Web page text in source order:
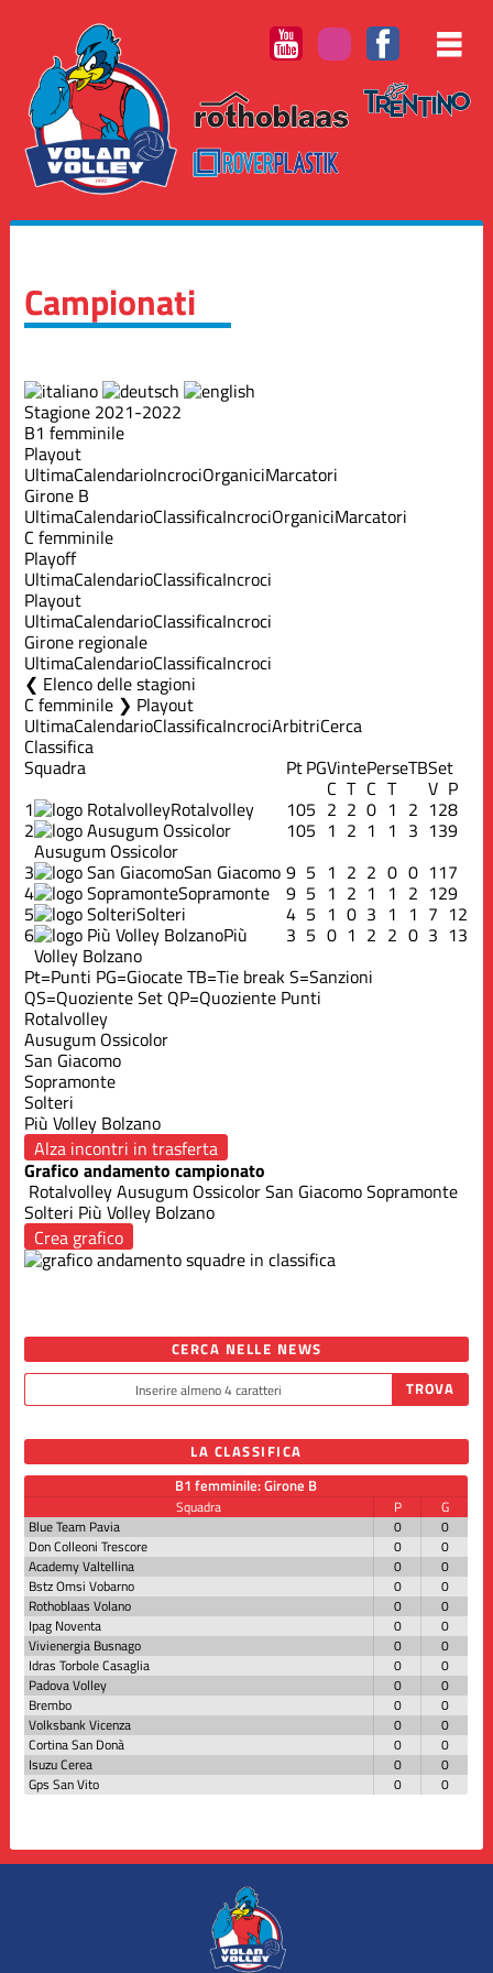
Campionati
Stagione 2021-2022
B1 femminile
Playout
UltimaCalendarioIncrociOrganiciMarcatori
Girone B
UltimaCalendarioClassificaIncrociOrganiciMarcatori
C femminile
Playoff
UltimaCalendarioClassificaIncroci
Playout
UltimaCalendarioClassificaIncroci
Girone regionale
UltimaCalendarioClassificaIncroci
Elenco delle stagioni
C femminile ❯ Playout
UltimaCalendarioClassificaIncrociArbitriCerca
Classifica
Squadra PtPGVintePerseTBSet
C T C T V P
1 Rotalvolley 105 2 2 0 1 2 128
2
Ausugum Ossicolor
105 1 2 1 1 3 139
3
San Giacomo 9 5 1 2 2 0 0 117
4 Sopramonte 9 5 1 2 1 1 2 129
5 Solteri 4 5 1 0 3 1 1 7 12
6 Più
Volley Bolzano
3 5 0 1 2 2 0 3 13
Pt=Punti PG=GiocateTB=Tie breakS=Sanzioni
QS=Quoziente Set QP=Quoziente Punti
Rotalvolley
Ausugum Ossicolor
San Giacomo
Sopramonte
Solteri
Più Volley Bolzano
Alza incontri in trasferta
Grafico andamento campionato
RotalvolleyAusugum OssicolorSan GiacomoSopramonte
Solteri Più Volley Bolzano
Crea grafico
CERCA NELLE NEWS
LA CLASSIFICA
B1 femminile: Girone B
Squadra P
G
Blue Team Pavia
0
0
Don Colleoni Trescore
0
0
Academy Valtellina
0
0
Bstz Omsi Vobarno
0
0
Rothoblaas Volano
0
0
Ipag Noventa
0
0
Vivienergia Busnago
0
0
Idras Torbole Casaglia
0
0
Padova Volley
0
0
Brembo
0
0
Volksbank Vicenza
0
0
Cortina San Donà
0
0
Isuzu Cerea
0
0
Gps San Vito
0 0